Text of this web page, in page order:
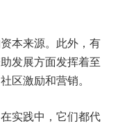
本来源。此外，有
发展方面发挥着至
区激励和营销。
实践中，它们都代